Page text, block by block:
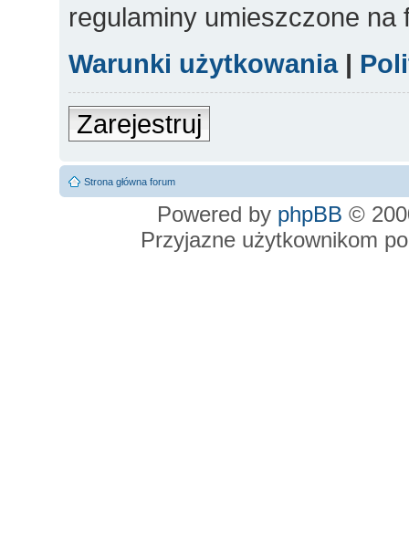
regulaminy umieszczone na
Warunki użytkowania|
Zarejestruj
Strona główna forum
Powered by phpBB ©
Przyjazne użytkownikom